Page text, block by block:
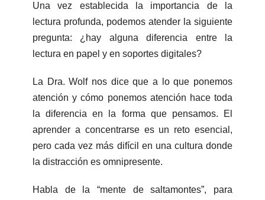
Una vez establecida la importancia de la
lectura profunda, podemos atender la siguiente
pregunta: ¿hay alguna diferencia entre la
lectura en papel y en soportes digitales?
La Dra. Wolf nos dice que a lo que ponemos
atención y cómo ponemos atención hace toda
la diferencia en la forma que pensamos. El
aprender a concentrarse es un reto esencial,
pero cada vez más difícil en una cultura donde
la distracción es omnipresente.
Habla de la “mente de saltamontes”, para